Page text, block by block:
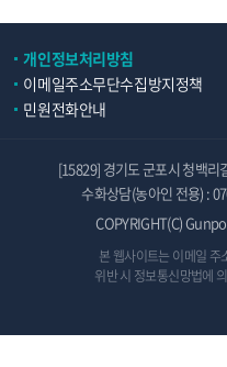
개인정보처리방침
이메일주소무단수집방지정책
민원전화안내
[15829] 경기도 군포시 청백리
수화상담(농아인 전용) :
COPYRIGHT(C)
본 웹사이트는 이메일 주
위반 시 정보통신망법에